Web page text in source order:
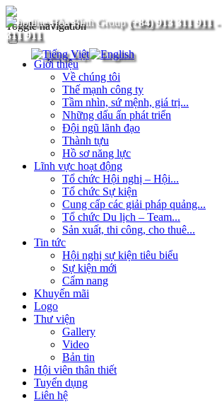
(+84) 913 311 911-
311 911
Toggle navigation
Giới thiệu
Về chúng tôi
Thế mạnh công ty
Tầm nhìn, sứ mệnh, giá trị...
Những dấu ấn phát triển
Đội ngũ lãnh đạo
Thành tựu
Hồ sơ năng lực
Lĩnh vực hoạt động
Tổ chức Hội nghị – Hội...
Tổ chức Sự kiện
Cung cấp các giải pháp quảng...
Tổ chức Du lịch – Team...
Sản xuất, thi công, cho thuê...
Tin tức
Hội nghị sự kiện tiêu biểu
Sự kiện mới
Cẩm nang
Khuyến mãi
Logo
Thư viện
Gallery
Video
Bản tin
Hội viên thân thiết
Tuyển dụng
Liên hệ